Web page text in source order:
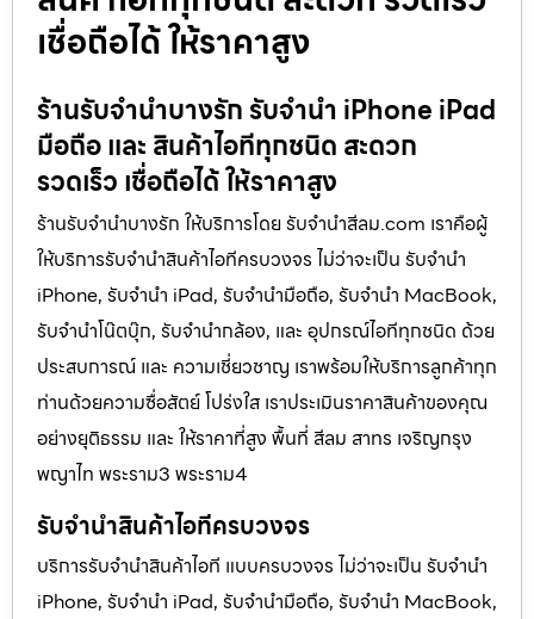
เชื่อถือได้ ให้ราคาสูง
ร้านรับจำนำบางรัก รับจำนำ iPhone iPad
มือถือ และ สินค้าไอทีทุกชนิด สะดวก
รวดเร็ว เชื่อถือได้ ให้ราคาสูง
ร้านรับจำนำบางรัก ให้บริการโดย รับจํานําสีลม.com เราคือผู้
ให้บริการรับจำนำสินค้าไอทีครบวงจร ไม่ว่าจะเป็น รับจำนำ
iPhone, รับจำนำ iPad, รับจำนำมือถือ, รับจำนำ MacBook,
รับจำนำโน๊ตบุ๊ก, รับจำนำกล้อง, และ อุปกรณ์ไอทีทุกชนิด ด้วย
ประสบการณ์ และ ความเชี่ยวชาญ เราพร้อมให้บริการลูกค้าทุก
ท่านด้วยความซื่อสัตย์ โปร่งใส เราประเมินราคาสินค้าของคุณ
อย่างยุติธรรม และ ให้ราคาที่สูง พื้นที่ สีลม สาทร เจริญกรุง
พญาไท พระราม3 พระราม4
รับจำนำสินค้าไอทีครบวงจร
บริการรับจำนำสินค้าไอที แบบครบวงจร ไม่ว่าจะเป็น รับจำนำ
iPhone, รับจำนำ iPad, รับจำนำมือถือ, รับจำนำ MacBook,